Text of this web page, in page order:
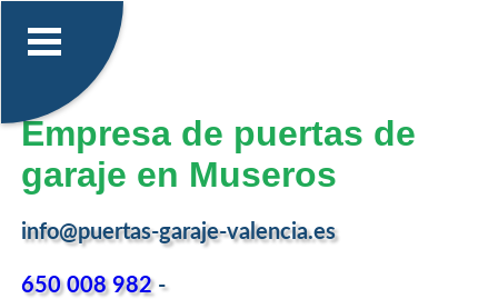
Empresa de puertas de
garaje en Museros
info@puertas-garaje-valencia.es
650 008 982-